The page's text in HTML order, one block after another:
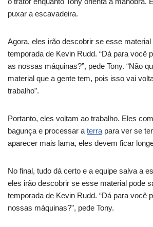
puxar a escavadeira.
Agora, eles irão descobrir se esse
temporada de Kevin Rudd. “Dá para você
as nossas máquinas?”, pede Tony. “Não
material que a gente tem, pois isso vai
trabalho”.
Portanto, eles voltam ao trabalho. Eles
bagunça e processar a terra para ver se
aparecer mais lama, eles devem ficar
No final, tudo dá certo e a equipe salva a
eles irão descobrir se esse material pode
temporada de Kevin Rudd. “Dá para você
nossas máquinas?”, pede Tony.